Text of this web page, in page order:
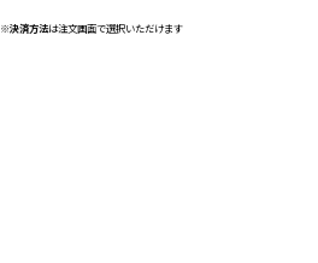
※決済方法は注文画面で選択いただけます